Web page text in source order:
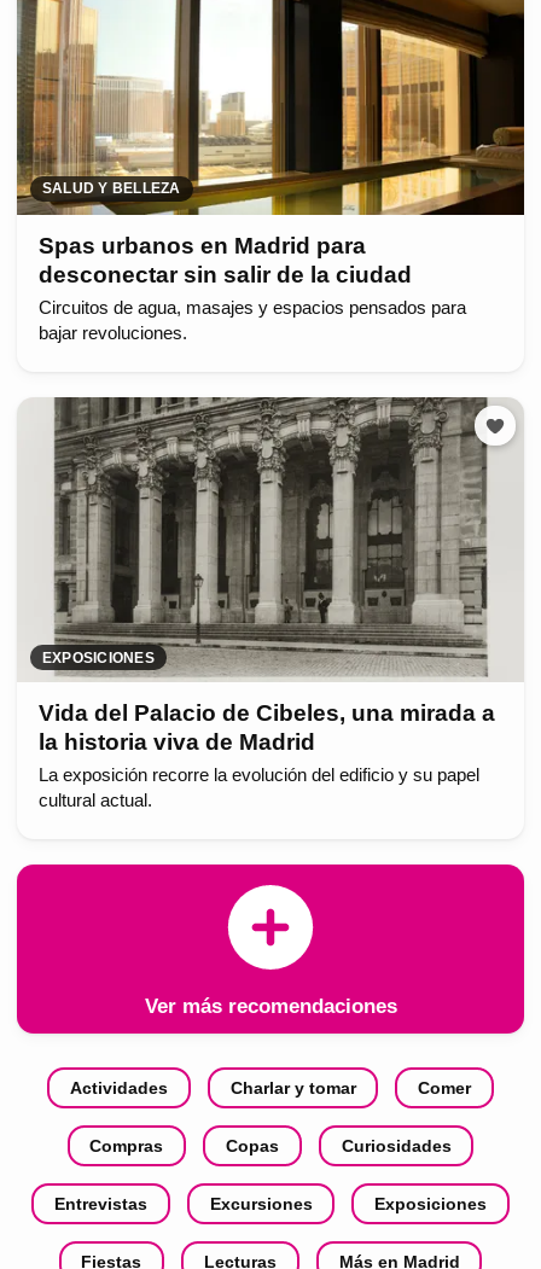
SALUD Y BELLEZA
Spas urbanos en Madrid para
desconectar sin salir de la ciudad
Circuitos de agua, masajes y espacios pensados para
bajar revoluciones.
EXPOSICIONES
Vida del Palacio de Cibeles, una mirada a
la historia viva de Madrid
La exposición recorre la evolución del edificio y su papel
cultural actual.
Ver más recomendaciones
Actividades Charlar y tomar Comer
Compras Copas Curiosidades
Entrevistas Excursiones Exposiciones
Fiestas Lecturas Más en Madrid